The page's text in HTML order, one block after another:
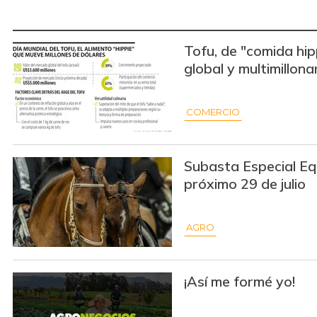
Tofu, de "comida
global y
COMERCIO
Subasta Especial
próximo 29 de julio
AGRO
¡Así me formé yo!